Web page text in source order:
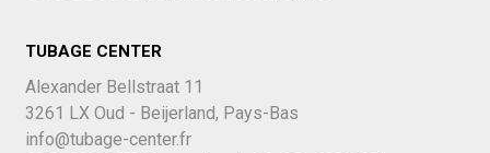
TUBAGE CENTER
Alexander Bellstraat 11
3261 LX Oud - Beijerland, Pays-Bas
info@tubage-center.fr